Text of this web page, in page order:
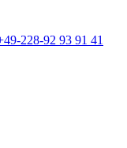
228-92 93 91 41